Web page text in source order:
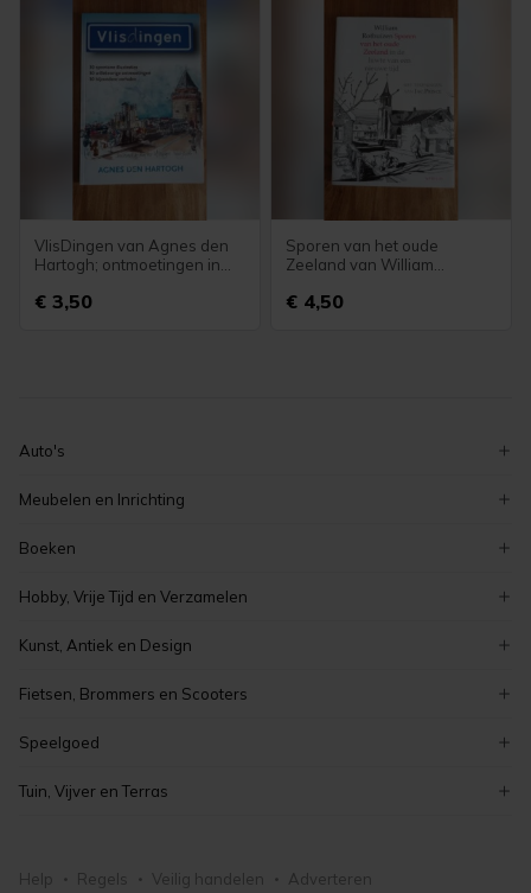
VlisDingen van Agnes den
Hartogh; ontmoetingen in
€ 3,50
Sporen van het oude
Zeeland van William
€ 4,50
Auto's
volkswagen
peugeot
renault
Meubelen en Inrichting
decoratie
stoelen
tafels
Boeken
zeeuwse boeken
romans en literatuur
kinderboeken
Hobby, Vrije Tijd en Verzamelen
verzamelen
koken en bakken
modelbouw
Kunst, Antiek en Design
curiosa en brocante
antiek
vintage
Fietsen, Brommers en Scooters
elektrische fietsen
damesfietsen
Speelgoed
puzzels
buitenspeelgoed
Tuin, Vijver en Terras
Help Regels Veilig handelen Adverteren